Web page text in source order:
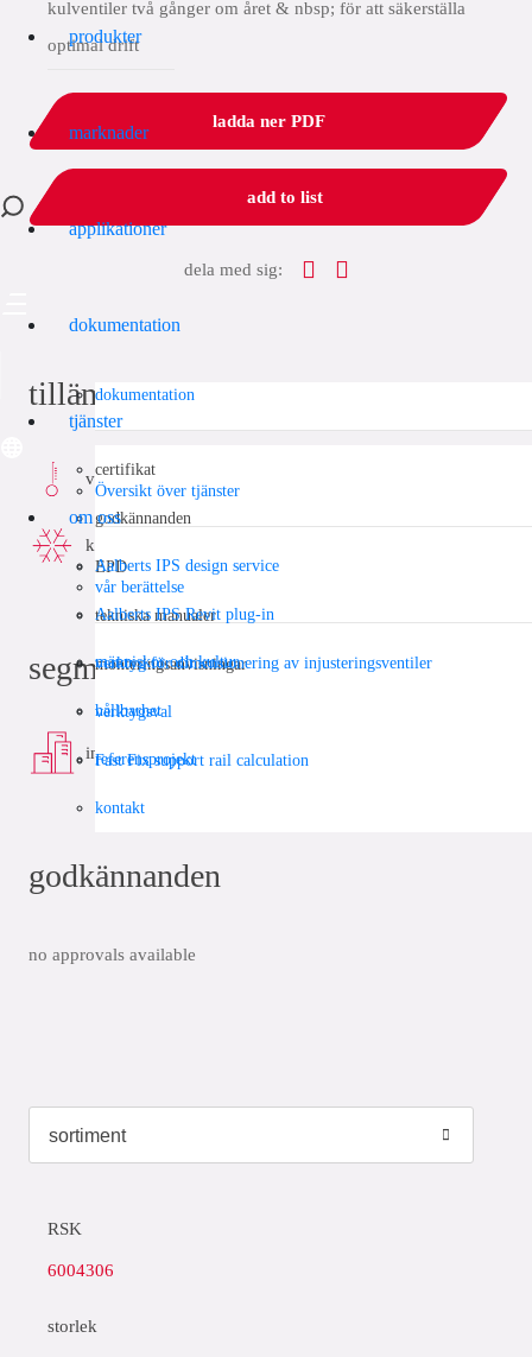
produkter
marknader
applikationer
dokumentation
dokumentation
certifikat
godkännanden
EPD
tekniska manualer
monteringsanvisningar
tjänster
Översikt över tjänster
Aalberts IPS design service
Aalberts IPS Revit plug-in
verktyg för dimensionering av injusteringsventiler
verktygsval
Fast Fix support rail calculation
om oss
vår berättelse
människor och kultur
hållbarhet
referensprojekt
kontakt
kulventiler två gånger om året & nbsp; för att säkerställa
optimal drift
ladda ner PDF
add to list
dela med sig:
tillämpningar
värme
kyla
segment
infra
godkännanden
no approvals available
RSK
6004306
storlek